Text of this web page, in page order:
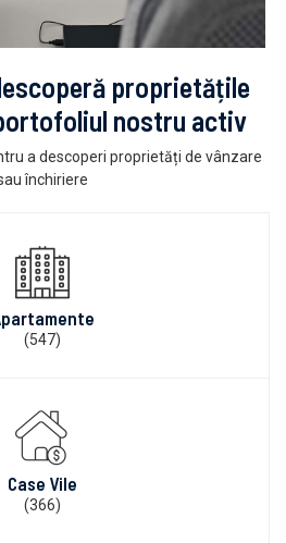
proprietățile
nostru activ
a descoperi proprietăți de vânzare
închiriere
(547)
Case Vile
(366)